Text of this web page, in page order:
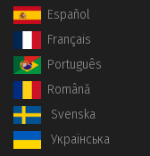
Español
Français
Português
Română
Svenska
Українська